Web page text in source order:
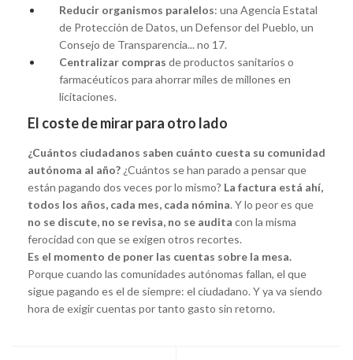
Reducir organismos paralelos: una Agencia Estatal
de Protección de Datos, un Defensor del Pueblo, un
Consejo de Transparencia... no 17.
Centralizar compras de productos sanitarios o
farmacéuticos para ahorrar miles de millones en
licitaciones.
El coste de mirar para otro lado
¿Cuántos ciudadanos saben cuánto cuesta su comunidad
autónoma al año? ¿Cuántos se han parado a pensar que
están pagando dos veces por lo mismo? La factura está ahí,
todos los años, cada mes, cada nómina. Y lo peor es que
no se discute, no se revisa, no se audita con la misma
ferocidad con que se exigen otros recortes.
Es el momento de poner las cuentas sobre la mesa.
Porque cuando las comunidades autónomas fallan, el que
sigue pagando es el de siempre: el ciudadano. Y ya va siendo
hora de exigir cuentas por tanto gasto sin retorno.